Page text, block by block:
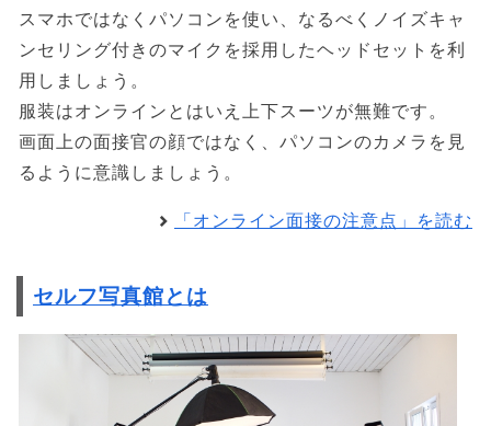
スマホではなくパソコンを使い、なるべくノイズキャ
ンセリング付きのマイクを採用したヘッドセットを利
用しましょう。
服装はオンラインとはいえ上下スーツが無難です。
画面上の面接官の顔ではなく、パソコンのカメラを見
るように意識しましょう。
「オンライン面接の注意点」を読む
セルフ写真館とは